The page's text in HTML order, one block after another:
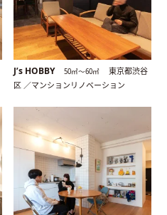
J’s HOBBY 50㎡〜60㎡
東京都渋谷
区 ／マンションリノベーション